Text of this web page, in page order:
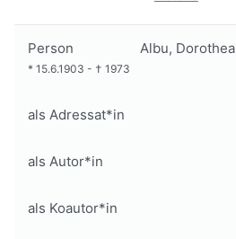
Person Albu, Dorothea
* 15.6.1903 - † 1973
als Adressat*in
als Autor*in
als Koautor*in